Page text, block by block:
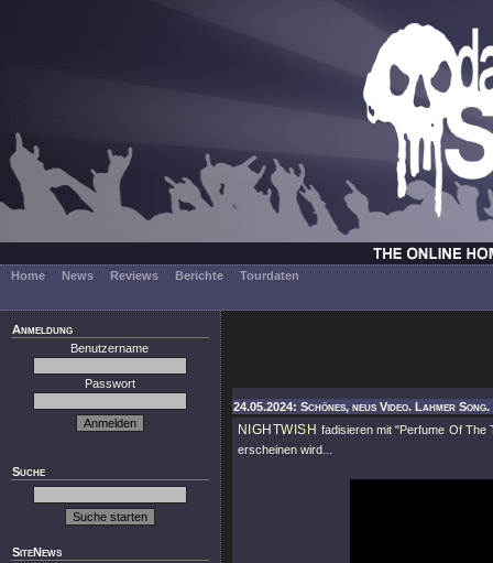
Home News Reviews Berichte Tourdaten
Anmeldung
Benutzername
Passwort
Suche
SiteNews
24.05.2024: Schönes, neus Video. Lahmer
NIGHTWISH fadisieren mit"Perfume Of The
erscheinen wird...